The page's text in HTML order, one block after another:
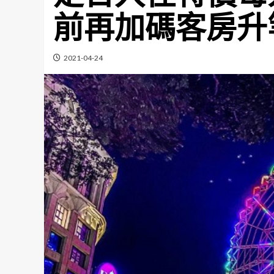
前再加碼客房
2021-04-24